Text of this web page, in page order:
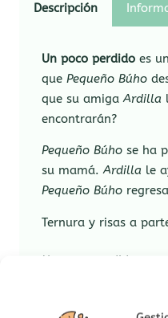
Descripción
Un poco perdido es
quePequeño Búho
que su amigaArdilla
encontrarán?
Pequeño Búho se ha
su mamá.Ardilla le
Pequeño Búho
Ternura y risas a
Un poco perdido
es